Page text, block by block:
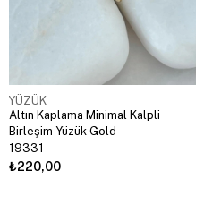
YÜZÜK
Altın Kaplama Minimal Kalpli
Birleşim Yüzük Gold
19331
₺220,00